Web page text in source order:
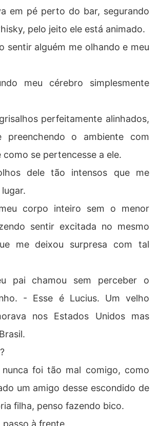
em pé perto do bar, segurando
pelo jeito ele está animado.
sentir alguém me olhando e meu
meu cérebro simplesmente
perfeitamente alinhados,
preenchendo o ambiente com
como se pertencesse a ele.
dele tão intensos que me
corpo inteiro sem o menor
sentir excitada no mesmo
me deixou surpresa com tal
pai chamou sem perceber o
- Esse é Lucius. Um velho
nos Estados Unidos mas
foi tão mal comigo, como
um amigo desse escondido de
filha, penso fazendo bico.
à frente.